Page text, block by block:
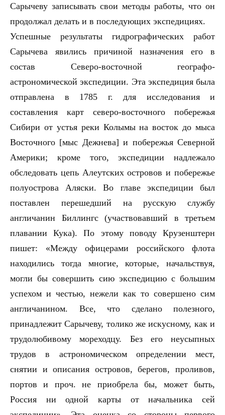
Сарычеву записывать свои методы работы, что он
продолжал делать и в последующих экспедициях.
Успешные результаты гидрографических работ
Сарычева явились причиной назначения его в
состав Северо-восточной географо-
астрономической экспедиции. Эта экспедиция была
отправлена в 1785 г. для исследования и
составления карт северо-восточного побережья
Сибири от устья реки Колымы на восток до мыса
Восточного [мыс Дежнева] и побережья Северной
Америки; кроме того, экспедиции надлежало
обследовать цепь Алеутских островов и побережье
полуострова Аляски. Во главе экспедиции был
поставлен перешедший на русскую службу
англичанин Биллингс (участвовавший в третьем
плавании Кука). По этому поводу Крузенштерн
пишет: «Между офицерами российского флота
находились тогда многие, которые, начальствуя,
могли бы совершить сию экспедицию с большим
успехом и честью, нежели как то совершено сим
англичанином. Все, что сделано полезного,
принадлежит Сарычеву, толико же искусному, как и
трудолюбивому мореходцу. Без его неусыпных
трудов в астрономическом определении мест,
снятии и описания островов, берегов, проливов,
портов и проч. не приобрела бы, может быть,
Россия ни одной карты от начальника сей